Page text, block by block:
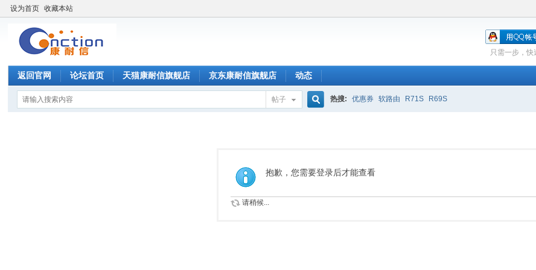
设为首页 收藏本站
只需一步，快
返回官网 论坛首页 天猫康耐信旗舰店 京东康耐信旗舰店 动态
帖子
索
热搜: 优惠券 软路由 R71S R69S
抱歉，您需要登录后才能查看
请稍候...